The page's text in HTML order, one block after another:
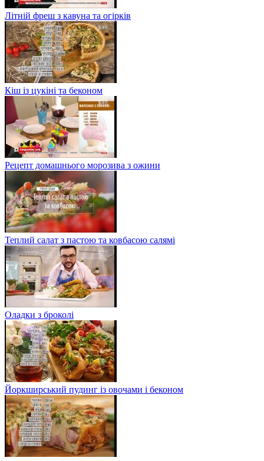
Літній фреш з кавуна та огірків
Кіш із цукіні та беконом
Рецепт домашнього морозива з ожини
Теплий салат з пастою та ковбасою салямі
Оладки з броколі
Йоркширський пудинг із овочами і беконом